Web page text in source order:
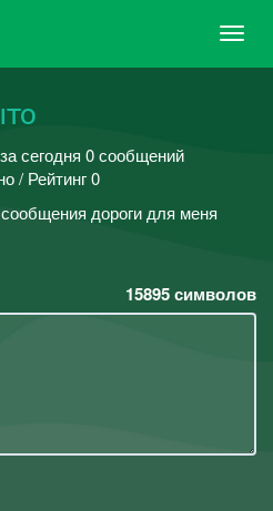
сегодня 0 сообщений
/ Рейтинг 0
сообщения дороги для меня
15895символов